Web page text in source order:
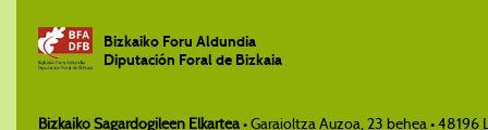
Bizkaiko Foru Aldundia
Diputación Foral de Bizkaia
Bizkaiko Sagardogileen Elkartea• Garaioltza Auzoa, 23 behea •